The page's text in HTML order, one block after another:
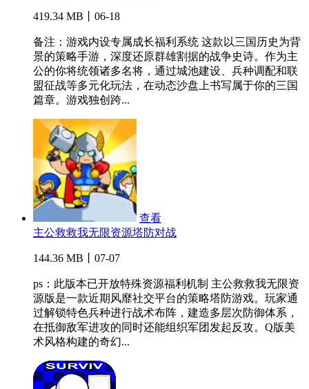
419.34 MB丨06-18
备注：游戏内设专属成长福利系统 这款以三国历史为背
景的策略手游，深度还原群雄割据的战争史诗。作为主
公的你将统领诸多名将，通过城池建设、兵种调配和联
盟征战等多元化玩法，在动态沙盘上书写属于你的三国
篇章。游戏独创跨...
查看
主公救救我无限资源塔防对战
144.36 MB丨07-07
ps：此版本已开放特殊资源福利机制 主公救救我无限资
源版是一款近期风靡社交平台的策略塔防游戏。玩家通
过解锁特色兵种进行战术布阵，建造多层次防御体系，
在抵御敌军进攻的同时还能组织军团发起反攻。Q版美
术风格构建的奇幻...